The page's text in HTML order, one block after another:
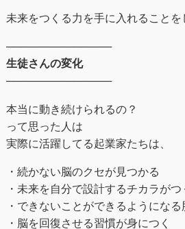
未来をつくる⼒を手に入れることを
──────────────
生徒さんの変化
──────────────
本当に動き続けられるの？
って思った人は
実際に活躍してる起業家たちは、
・続かない脳のクセが見つかる
・未来を自分で設計するチカラがつ
・できないことができるようにな
・脳を回復させる習慣が身につく